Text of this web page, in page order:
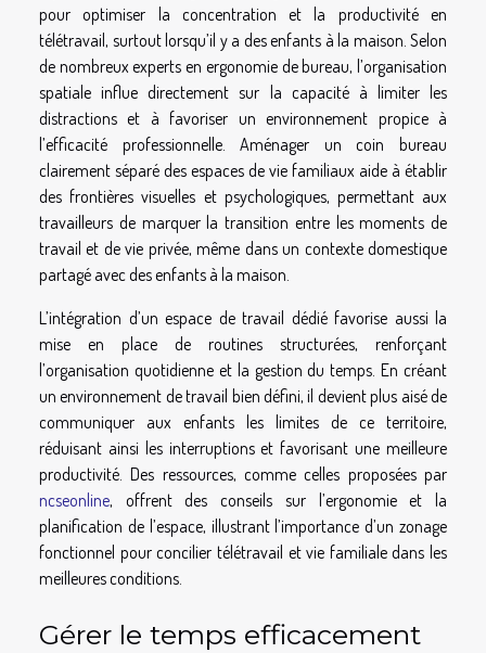
pour optimiser la concentration et la productivité en
télétravail, surtout lorsqu’il y a des enfants à la maison. Selon
de nombreux experts en ergonomie de bureau, l’organisation
spatiale influe directement sur la capacité à limiter les
distractions et à favoriser un environnement propice à
l’efficacité professionnelle. Aménager un coin bureau
clairement séparé des espaces de vie familiaux aide à établir
des frontières visuelles et psychologiques, permettant aux
travailleurs de marquer la transition entre les moments de
travail et de vie privée, même dans un contexte domestique
partagé avec des enfants à la maison.
L’intégration d’un espace de travail dédié favorise aussi la
mise en place de routines structurées, renforçant
l’organisation quotidienne et la gestion du temps. En créant
un environnement de travail bien défini, il devient plus aisé de
communiquer aux enfants les limites de ce territoire,
réduisant ainsi les interruptions et favorisant une meilleure
productivité. Des ressources, comme celles proposées par
ncseonline, offrent des conseils sur l’ergonomie et la
planification de l’espace, illustrant l’importance d’un zonage
fonctionnel pour concilier télétravail et vie familiale dans les
meilleures conditions.
Gérer le temps efficacement